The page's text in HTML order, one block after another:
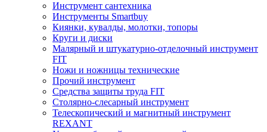
Инструмент сантехника
Инструменты Smartbuy
Киянки, кувалды, молотки, топоры
Круги и диски
Малярный и штукатурно-отделочный инструмент
FIT
Ножи и ножницы технические
Прочий инструмент
Средства защиты труда FIT
Столярно-слесарный инструмент
Телескопический и магнитный инструмент
REXANT